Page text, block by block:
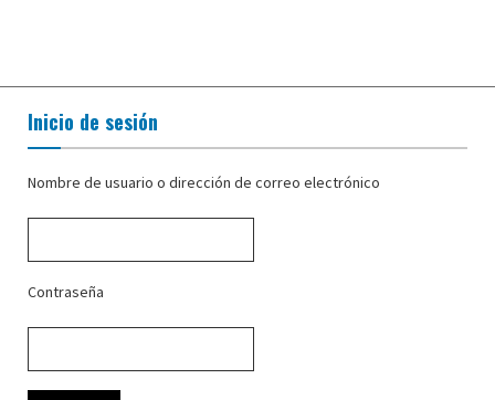
Inicio de sesión
Nombre de usuario o dirección de correo electrónico
Contraseña